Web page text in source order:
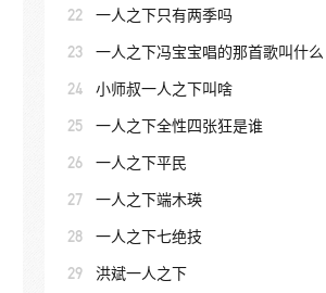
22 一人之下只有两季吗
23 一人之下冯宝宝唱的那首歌叫什么
24 小师叔一人之下叫啥
25 一人之下全性四张狂是谁
26 一人之下平民
27 一人之下端木瑛
28 一人之下七绝技
29 洪斌一人之下